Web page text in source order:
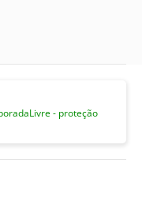
- proteção